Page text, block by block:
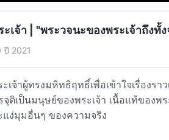
เจ้า | "พระวจนะของพระเจ้าถึงทั้
ปี 2021
เจ้าผู้ทรงมหิทธิฤทธิ์เพื่อเข้าใจเรื่องร
ติเป็นมนุษย์ของพระเจ้า เนื้อแท้ของ
ง่มุมอื่นๆ ของความจริง